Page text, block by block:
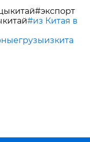
#из Китая в